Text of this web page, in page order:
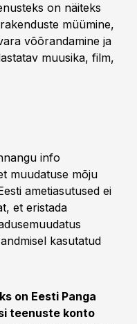
on näiteks
müümine,
võõrandamine ja
muusika, film,
info
muudatuse mõju
ametiasutused ei
et eristada
kasutatud
on Eesti Panga
teenuste konto